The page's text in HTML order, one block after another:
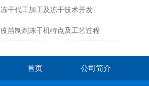
冻干代工加工及冻干技术开发
疫苗制剂冻干机特点及工艺过程
首页 公司简介